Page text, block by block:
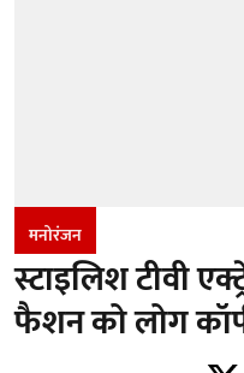
मनोरंजन
स्टाइलिश टीवी
फैशन को लोग